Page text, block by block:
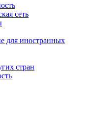
сеть
для иностранных
стран